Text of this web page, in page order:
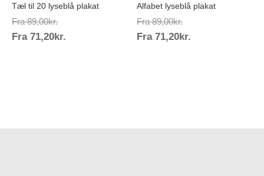
Tæl til 20 lyseblå plakat
Fra 89,00kr.Prisinterval:
89,00kr.
Fra 71,20kr.
Alfabet lyseblå plakat
Fra 89,00kr.Prisinterval:
89,00kr.
Fra 71,20kr.